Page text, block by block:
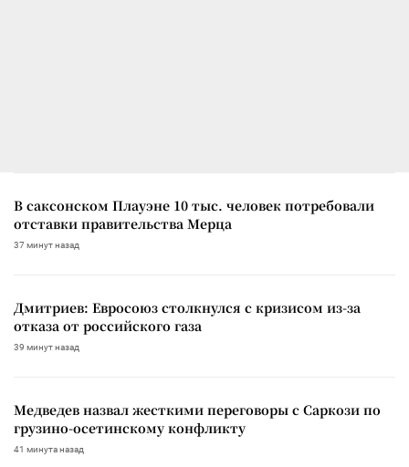
В саксонском Плауэне 10 тыс. человек потребовали
отставки правительства Мерца
37 минут назад
Дмитриев: Евросоюз столкнулся с кризисом из-за
отказа от российского газа
39 минут назад
Медведев назвал жесткими переговоры с Саркози по
грузино-осетинскому конфликту
41 минута назад